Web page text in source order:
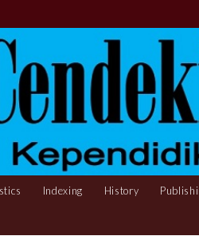
Indexing History